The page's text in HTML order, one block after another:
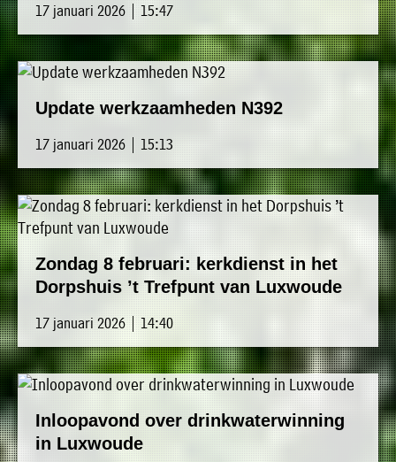
17 januari 2026 | 15:47
Update werkzaamheden N392
17 januari 2026 | 15:13
Zondag 8 februari: kerkdienst in het
Dorpshuis ’t Trefpunt van Luxwoude
17 januari 2026 | 14:40
Inloopavond over drinkwaterwinning
in Luxwoude